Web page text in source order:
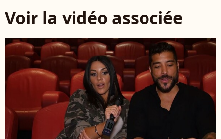
Voir la vidéo associée